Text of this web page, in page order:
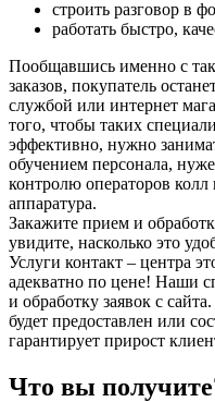
строить разговор в
работать быстро,
Пообщавшись именно с
заказов, покупатель
службой или интернет
того, чтобы таких
эффективно, нужно
обучением персонала,
контролю операторов
аппаратура.
Закажите прием и
увидите, насколько это
Услуги контакт – центра
адекватно по цене! Наши
и обработку заявок с
будет предоставлен или
гарантирует прирост
Что вы